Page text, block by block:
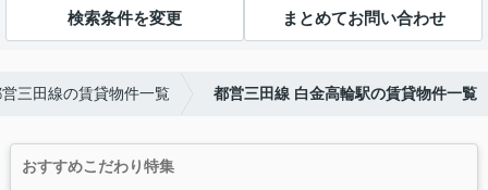
検索条件を変更 まとめてお問い合わせ
三田線の賃貸物件一覧 都営三田線 白金高輪駅の賃貸物件一覧
おすすめこだわり特集